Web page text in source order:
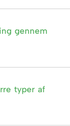
gennem
typer af